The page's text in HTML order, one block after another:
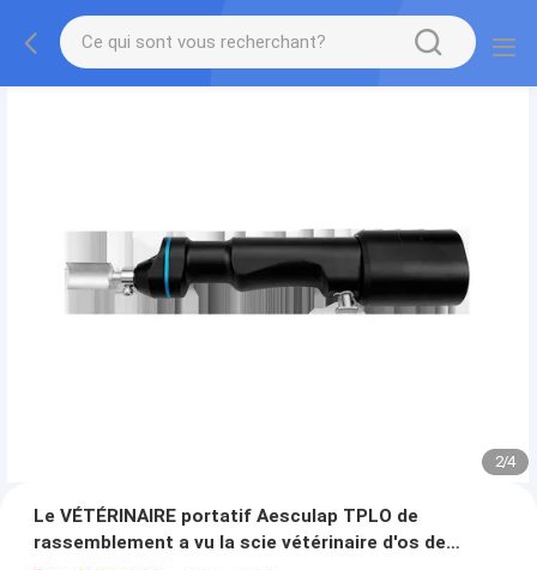
2/4
Le VÉTÉRINAIRE portatif Aesculap TPLO de
rassemblement a vu la scie vétérinaire d'os de